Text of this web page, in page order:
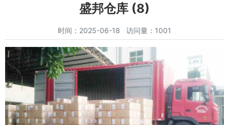
盛邦仓库 (8)
时间：2025-06-18 访问量：1001